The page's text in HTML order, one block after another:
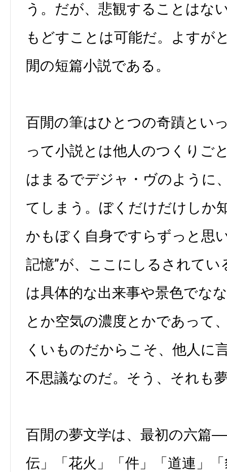
う。だが、悲観することはな
もどすことは可能だ。よすが
閒の短篇小説である。
百閒の筆はひとつの奇蹟とい
って小説とは他人のつくりご
はまるでデジャ・ヴのように
てしまう。ぼくだけだけしか
かもぼく自身ですらずっと思
記憶”が、ここにしるされて
は具体的な出来事や景色でな
とか空気の濃度とかであって
くいものだからこそ、他人に
不思議なのだ。そう、それも
百閒の夢文学は、最初の六篇
伝」「花火」「件」「道連」